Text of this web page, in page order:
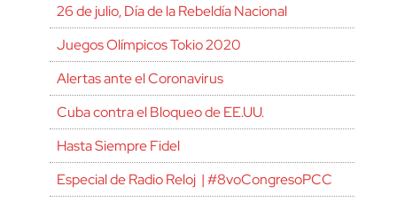
26 de julio, Día de la Rebeldía Nacional
Juegos Olímpicos Tokio 2020
Alertas ante el Coronavirus
Cuba contra el Bloqueo de EE.UU.
Hasta Siempre Fidel
Especial de Radio Reloj | #8voCongresoPCC